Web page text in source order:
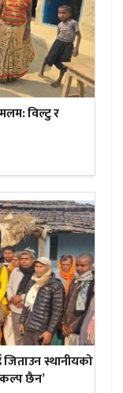
विल्टु र
जिताउन स्थानीयको
छैन’